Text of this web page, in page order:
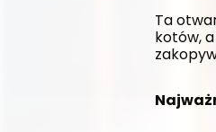
Ta
kotów,